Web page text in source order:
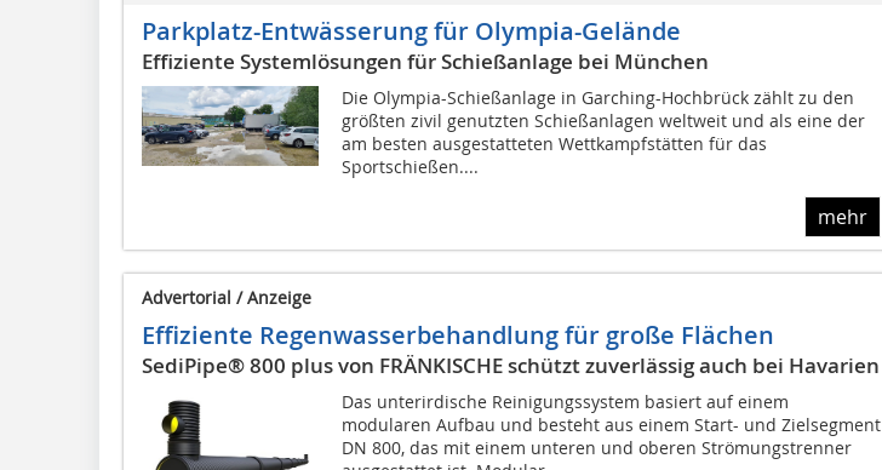
Parkplatz-Entwässerung für Olympia-Gelände
Effiziente Systemlösungen für Schießanlage bei München
Die Olympia-Schießanlage in Garching-Hochbrück zählt zu den
größten zivil genutzten Schießanlagen weltweit und als eine der
am besten ausgestatteten Wettkampfstätten für das
Sportschießen....
mehr
Advertorial / Anzeige
Effiziente Regenwasserbehandlung für große Flächen
SediPipe® 800 plus von FRÄNKISCHE schützt zuverlässig auch bei Havarien
Das unterirdische Reinigungssystem basiert auf einem
modularen Aufbau und besteht aus einem Start- und Zielsegment
DN 800, das mit einem unteren und oberen Strömungstrenner